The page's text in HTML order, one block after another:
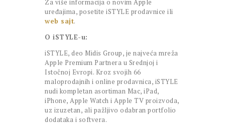
Za više informacija o novim Apple
uređajima, posetite iSTYLE prodavnice ili
web sajt.
O iSTYLE-u:
iSTYLE, deo Midis Group, je najveća mreža
Apple Premium Partnera u Srednjoj i
Istočnoj Evropi. Kroz svojih 66
maloprodajnih i online prodavnica, iSTYLE
nudi kompletan asortiman Mac, iPad,
iPhone, Apple Watch i Apple TV proizvoda,
uz izuzetan, ali pažljivo odabran portfolio
dodataka i softvera.